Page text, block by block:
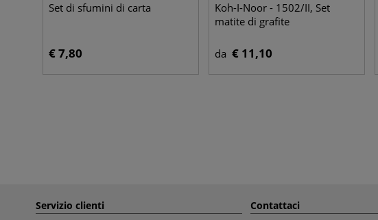
Set di sfumini di carta
€ 7,80
Koh-I-Noor - 1502/II, Set
matite di grafite
da € 11,10
Servizio clienti
Contattaci